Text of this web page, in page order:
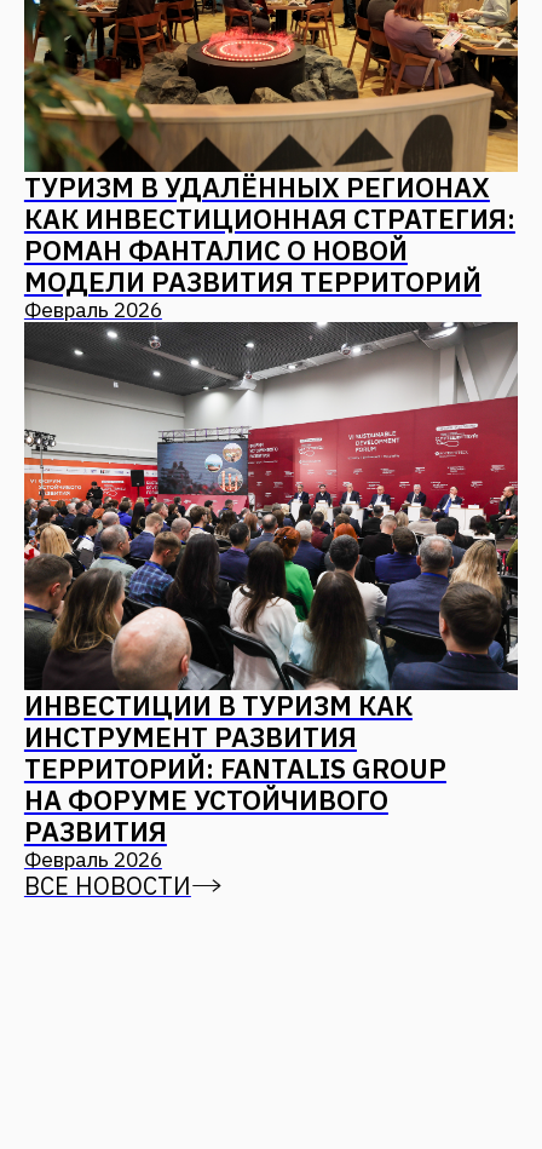
Для заказчиков
info@fantalis.ru
Для соискателей
hr@fantalis-architects.com
Карьера
Культура Fantalis
Контакты
Проекты Услуги
СМИ о нас
Подход
О бюро
Политика конфиденциальности
(с) 2026, Fantalis Architects
+7 (499) 653-84-20